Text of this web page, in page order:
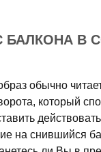
В
обычно
который
на снившийся